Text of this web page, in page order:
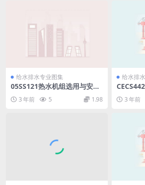
给水排水专业图集
05SS121热水机组选用与安装.
3 年前 5 1.98
给水排
可调减
3 年前